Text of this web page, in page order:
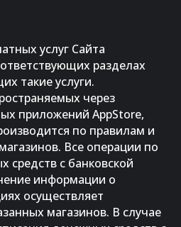
услуг Сайта
разделах
такие услуги.
через
приложений AppStore,
по правилам и
Все операции по
средств с банковской
информации о
осуществляет
магазинов. В случае